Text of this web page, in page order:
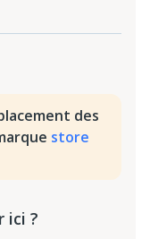
des
store
ici ?